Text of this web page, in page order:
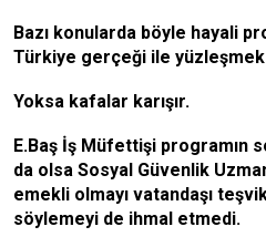
Bazı konularda böyle hayali
Türkiye gerçeği ile
Yoksa kafalar karışır.
E.Baş İş Müfettişi programın
da olsa Sosyal Güvenlik
emekli olmayı vatandaşı
söylemeyi de ihmal etmedi.